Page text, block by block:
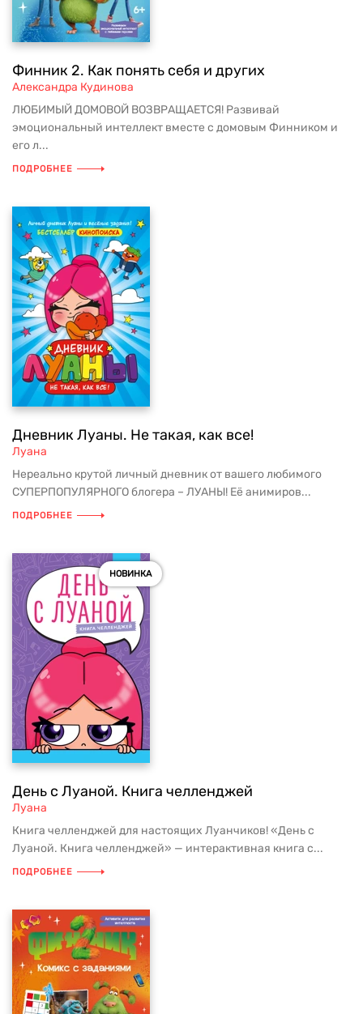
Финник 2. Как понять себя и других
Александра Кудинова
ЛЮБИМЫЙ ДОМОВОЙ ВОЗВРАЩАЕТСЯ! Развивай
эмоциональный интеллект вместе с домовым Финником и
его л...
ПОДРОБНЕЕ
Дневник Луаны. Не такая, как все!
Луана
Нереально крутой личный дневник от вашего любимого
СУПЕРПОПУЛЯРНОГО блогера – ЛУАНЫ! Её анимиров...
ПОДРОБНЕЕ
НОВИНКА
День с Луаной. Книга челленджей
Луана
Книга челленджей для настоящих Луанчиков! «День с
Луаной. Книга челленджей» — интерактивная книга с...
ПОДРОБНЕЕ